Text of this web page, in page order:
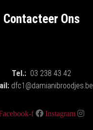
Contacteer Ons
Tel.: 03 238 43 42
dfc1@damianibroodjes.be
f Instagram